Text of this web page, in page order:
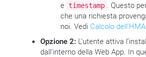
e timestamp . Questo
che una richiesta
noi. Vedi Calcolo
Opzione 2: L’utente attiva
dall’interno della Web App. In